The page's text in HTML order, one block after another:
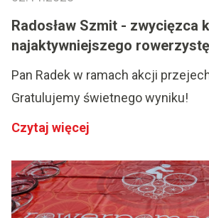
Radosław Szmit - zwycięzca
najaktywniejszego
Pan Radek w ramach akcji
Gratulujemy świetnego wyniku!
Czytaj więcej